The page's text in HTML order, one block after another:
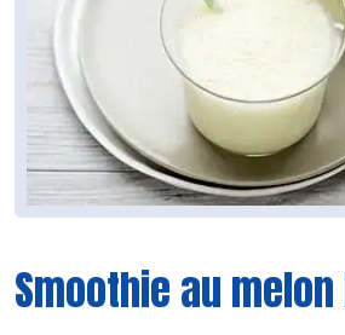
Smoothie au